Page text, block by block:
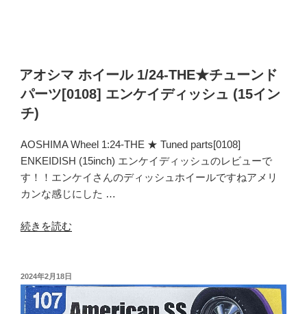
アオシマ ホイール 1/24-THE★チューンド
パーツ[0108] エンケイディッシュ (15イン
チ)
AOSHIMA Wheel 1:24-THE ★ Tuned parts[0108]
ENKEIDISH (15inch) エンケイディッシュのレビューで
す！！エンケイさんのディッシュホイールですねアメリ
カンな感じにした …
“ア
マ
ホ
イ
続きを読む
投
稿
日:
2024年2月18日